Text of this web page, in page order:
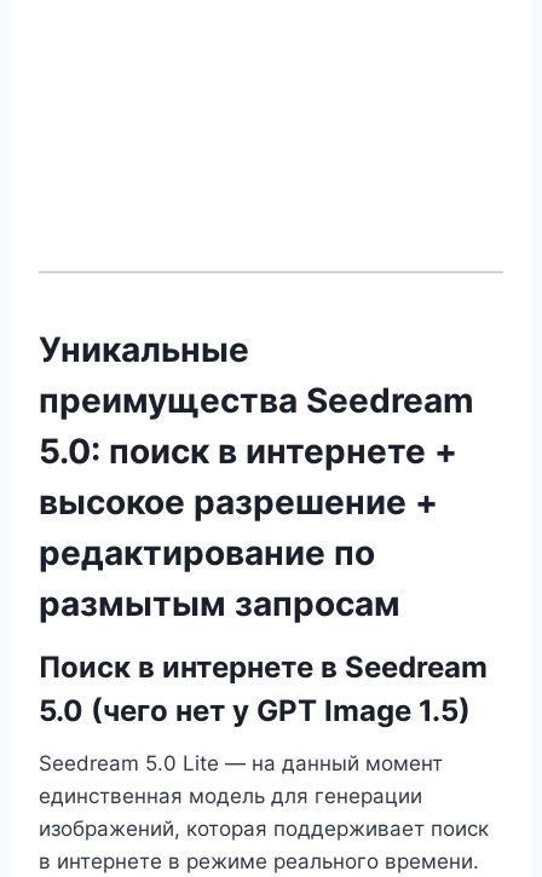
Уникальные
преимущества Seedream
5.0: поиск в интернете +
высокое разрешение +
редактирование по
размытым запросам
Поиск в интернете в Seedream
5.0 (чего нет у GPT Image 1.5)
Seedream 5.0 Lite — на данный момент
единственная модель для генерации
изображений, которая поддерживает поиск
в интернете в режиме реального времени.